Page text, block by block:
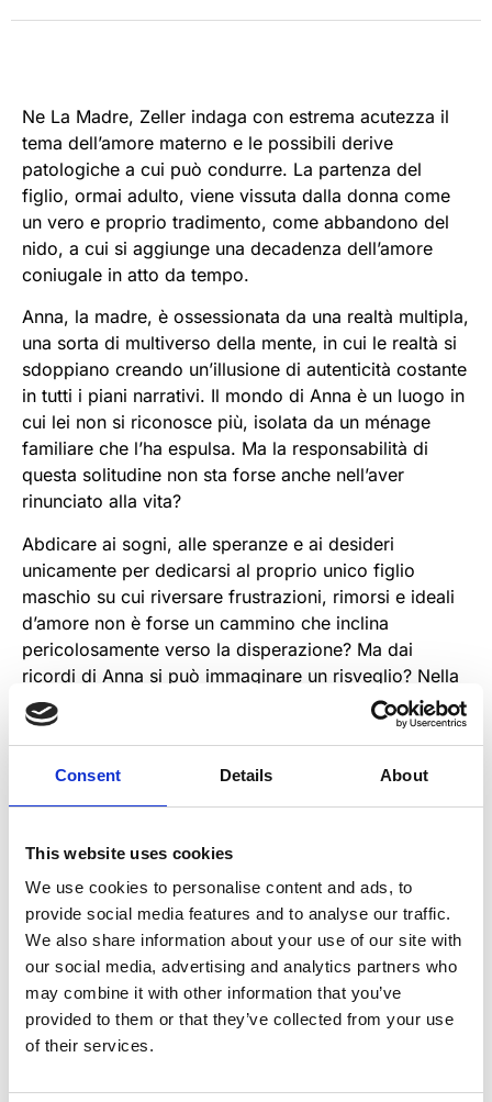
Consent Details About
This website uses cookies
We use cookies to personalise content and ads, to
provide social media features and to analyse our traffic.
We also share information about your use of our site with
our social media, advertising and analytics partners who
may combine it with other information that you’ve
provided to them or that they’ve collected from your use
of their services.
Ne La Madre, Zeller indaga con estrema acutezza il
tema dell’amore materno e le possibili derive
patologiche a cui può condurre. La partenza del
figlio, ormai adulto, viene vissuta dalla donna come
un vero e proprio tradimento, come abbandono del
nido, a cui si aggiunge una decadenza dell’amore
coniugale in atto da tempo.
Anna, la madre, è ossessionata da una realtà multipla,
una sorta di multiverso della mente, in cui le realtà si
sdoppiano creando un’illusione di autenticità costante
in tutti i piani narrativi. Il mondo di Anna è un luogo in
cui lei non si riconosce più, isolata da un ménage
familiare che l’ha espulsa. Ma la responsabilità di
questa solitudine non sta forse anche nell’aver
rinunciato alla vita?
Abdicare ai sogni, alle speranze e ai desideri
unicamente per dedicarsi al proprio unico figlio
maschio su cui riversare frustrazioni, rimorsi e ideali
d’amore non è forse un cammino che inclina
pericolosamente verso la disperazione? Ma dai
ricordi di Anna si può immaginare un risveglio? Nella
sua mente di madre si affastellano ora sequenze
oniriche ora situazioni iperrealistiche che, alla fine,
realtà del presente, ma una vertigine ipnotica e
crudele dalla quale risvegliarsi è impossibile.
Nella società liquida e levigata di Zygmunt Baumann e
Byung Chul Han il senso di colpa non basta più a
tenere vicini i figli. Nel dolore del lasciarli andare, per
una madre, c’è tutta l’accettazione della vita nel suo
divenire, c’è del lasciar andare una parte di sé per
rinascere nel distacco.